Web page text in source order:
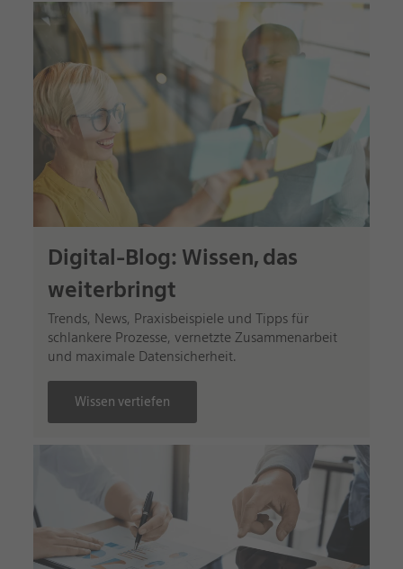
Digital-Blog: Wissen, das
weiterbringt
Trends, News, Praxisbeispiele und Tipps für
schlankere Prozesse, vernetzte Zusammenarbeit
und maximale Datensicherheit.
Wissen vertiefen